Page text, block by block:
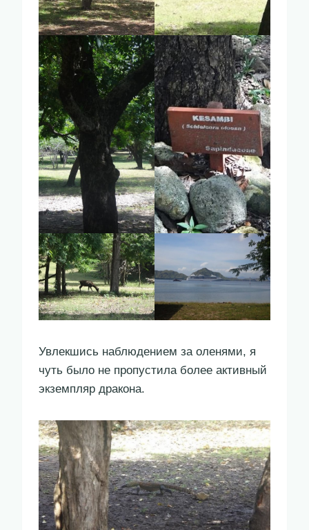
Увлекшись наблюдением за оленями, я
чуть было не пропустила более активный
экземпляр дракона.